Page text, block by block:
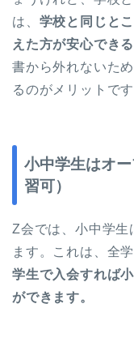
は、 学校と同じと
えた方が安心できる
書から外れないた
るのがメリットです
小中学生はオ
習可）
Z会では、小中学生
ます。これは、全
学生で入会すれば
ができます。